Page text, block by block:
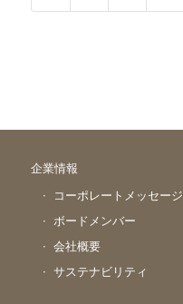
企業情報
コーポレートメッセージ
ボードメンバー
会社概要
サステナビリティ